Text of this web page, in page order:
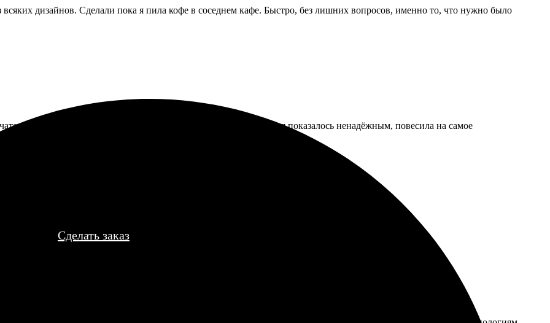
дизайнов. Сделали пока я пила кофе в соседнем кафе. Быстро, без лишних вопросов, именно то, что нужно было
сделали аккуратно. Только крепление для подвешивания показалось ненадёжным, повесила на самое
Сделать заказ
онлайн